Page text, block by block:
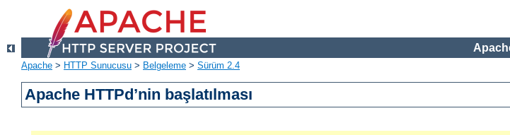
Apache > HTTP Sunucusu > Belgeleme > Sürüm 2.4
Apache HTTPd’nin başlatılması